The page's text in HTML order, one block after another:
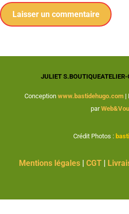
JULIET S.BOUTIQUEATELIER-
Conception www.bastidehugo.com|
par
Crédit Photos :
Mentions légales CGT